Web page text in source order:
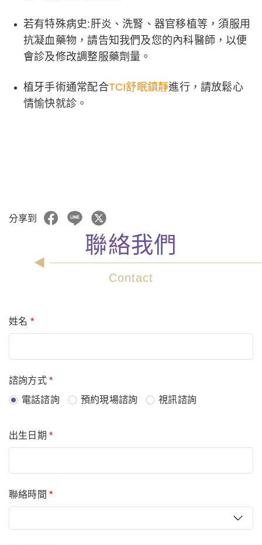
若有特殊病史:肝炎、洗腎、器官移植等，須服用
抗凝血藥物，請告知我們及您的內科醫師，以便
會診及修改調整服藥劑量。
植牙手術通常配合TCI舒眠鎮靜進行，請放鬆心
情愉快就診。
分享到
聯絡我們
Contact
姓名 *
諮詢方式*
電話諮詢
預約現場諮詢 視訊諮詢
出生日期*
聯絡時間*